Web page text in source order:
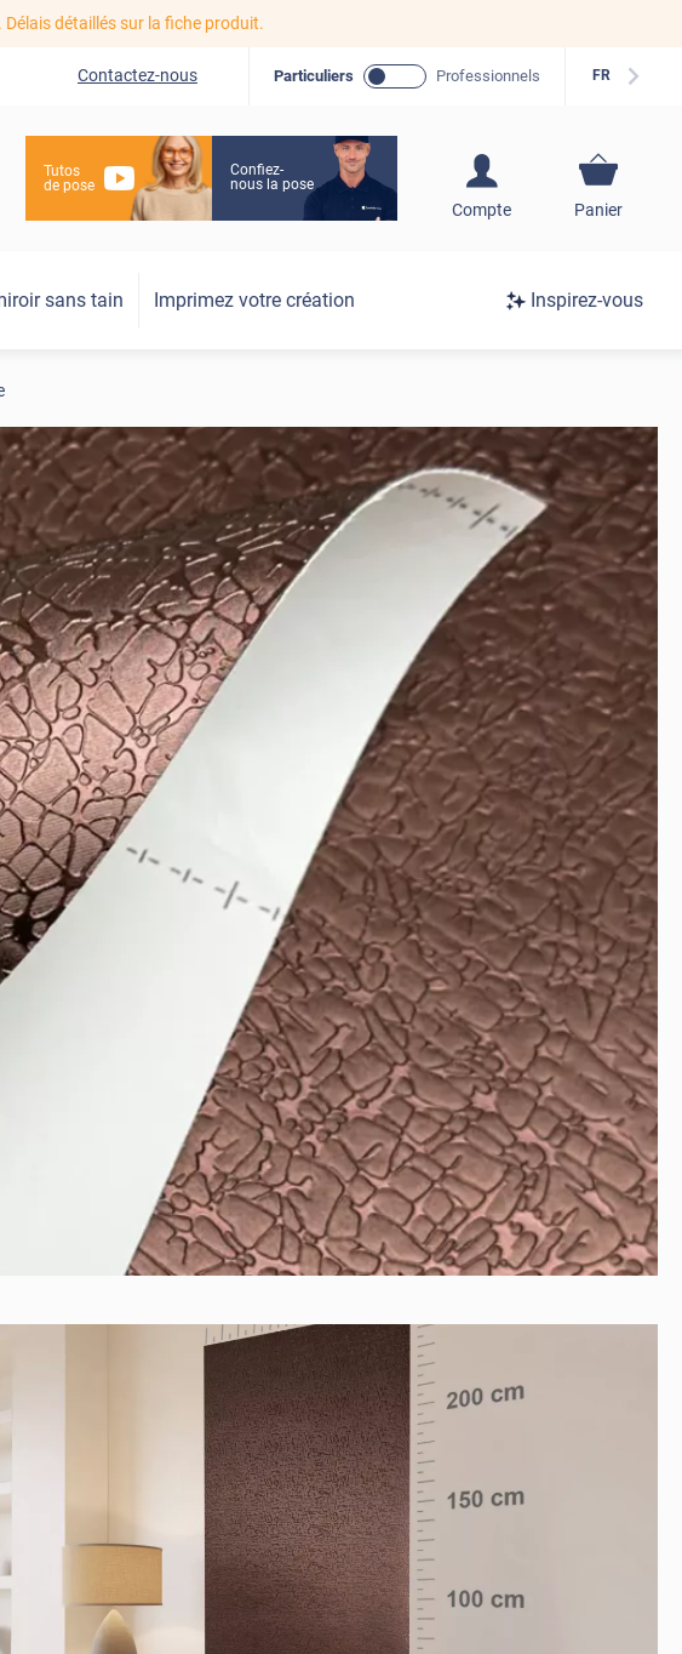
détaillés sur la fiche produit.
Contactez-nous Particuliers Professionnels FR
Tutos
de pose
Confiez-
nous la pose
Compte
S'inscrire / Se
Panier
sans tain Imprimez votre création Inspirez-vous